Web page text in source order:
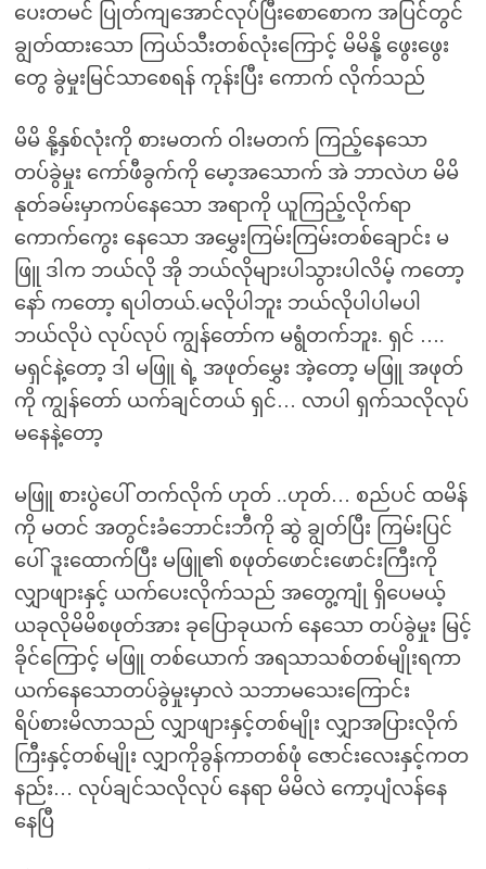
ပေးတမင် ပြုတ်ကျအောင်လုပ်ပြီးစောစောက အပြင်တွင်
ချွတ်ထားသော ကြယ်သီးတစ်လုံးကြောင့် မိမိနို့ ဖွေးဖွေး
တွေ ခွဲမှုးမြင်သာစေရန် ကုန်းပြီး ကောက် လိုက်သည်
မိမိ နို့နှစ်လုံးကို စားမတက် ဝါးမတက် ကြည့်နေသော
တပ်ခွဲမှုး ကော်ဖီခွက်ကို မော့အသောက် အဲ ဘာလဲဟ မိမိ
နုတ်ခမ်းမှာကပ်နေသော အရာကို ယူကြည့်လိုက်ရာ
ကောက်ကွေး နေသော အမွှေးကြမ်းကြမ်းတစ်ချောင်း မ
ဖြူ ဒါက ဘယ်လို အို ဘယ်လိုများပါသွားပါလိမ့် ကတော့
နော် ကတော့ ရပါတယ်.မလိုပါဘူး ဘယ်လိုပါပါမပါ
ဘယ်လိုပဲ လုပ်လုပ် ကျွန်တော်က မရွံတက်ဘူး. ရှင် ….
မရှင်နဲ့တော့ ဒါ မဖြူ ရဲ့ အဖုတ်မွှေး အဲ့တော့ မဖြူ အဖုတ်
ကို ကျွန်တော် ယက်ချင်တယ် ရှင်… လာပါ ရှက်သလိုလုပ်
မနေနဲ့တော့
မဖြူ စားပွဲပေါ် တက်လိုက် ဟုတ် ..ဟုတ်… စည်ပင် ထမိန်
ကို မတင် အတွင်းခံဘောင်းဘီကို ဆွဲ ချွတ်ပြီး ကြမ်းပြင်
ပေါ် ဒူးထောက်ပြီး မဖြူ၏ စဖုတ်ဖောင်းဖောင်းကြီးကို
လျှာဖျားနှင့် ယက်ပေးလိုက်သည် အတွေ့ကျုံ ရှိပေမယ့်
ယခုလိုမိမိစဖုတ်အား ခုပြောခုယက် နေသော တပ်ခွဲမှုး မြင့်
ခိုင်ကြောင့် မဖြူ တစ်ယောက် အရသာသစ်တစ်မျိုးရကာ
ယက်နေသောတပ်ခွဲမှုးမှာလဲ သဘာမသေးကြောင်း
ရိပ်စားမိလာသည် လျှာဖျားနှင့်တစ်မျိုး လျှာအပြားလိုက်
ကြီးနှင့်တစ်မျိုး လျှာကိုခွန်ကာတစ်ဖုံ ဇောင်းလေးနှင့်ကတ
နည်း… လုပ်ချင်သလိုလုပ် နေရာ မိမိလဲ ကော့ပျံလန်နေ
နေပြီ